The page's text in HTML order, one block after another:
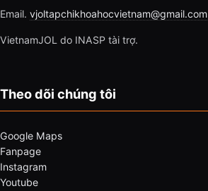
Email. vjoltapchikhoahocvietnam@gmail.com
VietnamJOL do INASP tài trợ.
Theo dõi chúng tôi
Google Maps
Fanpage
Instagram
Youtube